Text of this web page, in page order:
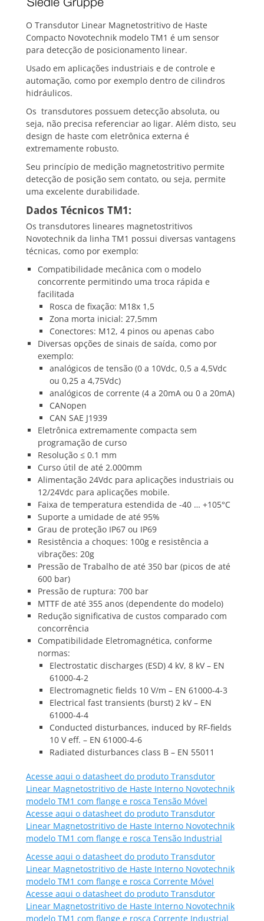
O Transdutor Linear Magnetostritivo de Haste
Compacto Novotechnik modelo TM1 é um sensor
para detecção de posicionamento linear.
Usado em aplicações industriais e de controle e
automação, como por exemplo dentro de cilindros
hidráulicos.
Os transdutores possuem detecção absoluta, ou
seja, não precisa referenciar ao ligar. Além disto, seu
design de haste com eletrônica externa é
extremamente robusto.
Seu princípio de medição magnetostritivo permite
detecção de posição sem contato, ou seja, permite
uma excelente durabilidade.
Dados Técnicos TM1:
Os transdutores lineares magnetostritivos
Novotechnik da linha TM1 possui diversas vantagens
técnicas, como por exemplo:
Compatibilidade mecânica com o modelo
concorrente permitindo uma troca rápida e
facilitada
Rosca de fixação: M18x 1,5
Zona morta inicial: 27,5mm
Conectores: M12, 4 pinos ou apenas cabo
Diversas opções de sinais de saída, como por
exemplo:
analógicos de tensão (0 a 10Vdc, 0,5 a 4,5Vdc
ou 0,25 a 4,75Vdc)
analógicos de corrente (4 a 20mA ou 0 a 20mA)
CANopen
CAN SAE J1939
Eletrônica extremamente compacta sem
programação de curso
Resolução ≤ 0.1 mm
Curso útil de até 2.000mm
Alimentação 24Vdc para aplicações industriais ou
12/24Vdc para aplicações mobile.
Faixa de temperatura estendida de -40 … +105°C
Suporte a umidade de até 95%
Grau de proteção IP67 ou IP69
Resistência a choques: 100g e resistência a
vibrações: 20g
Pressão de Trabalho de até 350 bar (picos de até
600 bar)
Pressão de ruptura: 700 bar
MTTF de até 355 anos (dependente do modelo)
Redução significativa de custos comparado com
concorrência
Compatibilidade Eletromagnética, conforme
normas:
Electrostatic discharges (ESD) 4 kV, 8 kV – EN
61000-4-2
Electromagnetic fields 10 V/m – EN 61000-4-3
Electrical fast transients (burst) 2 kV – EN
61000-4-4
Conducted disturbances, induced by RF-fields
10 V eff. – EN 61000-4-6
Radiated disturbances class B – EN 55011
Acesse aqui o datasheet do produto Transdutor
Linear Magnetostritivo de Haste Interno Novotechnik
modelo TM1 com flange e rosca Tensão Móvel
Acesse aqui o datasheet do produto Transdutor
Linear Magnetostritivo de Haste Interno Novotechnik
modelo TM1 com flange e rosca Tensão Industrial
Acesse aqui o datasheet do produto Transdutor
Linear Magnetostritivo de Haste Interno Novotechnik
modelo TM1 com flange e rosca Corrente Móvel
Acesse aqui o datasheet do produto Transdutor
Linear Magnetostritivo de Haste Interno Novotechnik
modelo TM1 com flange e rosca Corrente Industrial